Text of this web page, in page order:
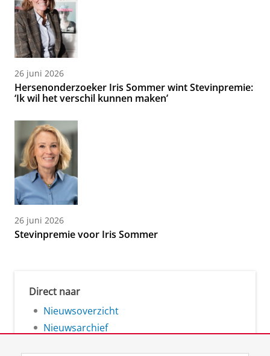
26 juni 2026
Hersenonderzoeker Iris Sommer wint Stevinpremie:
‘Ik wil het verschil kunnen maken’
26 juni 2026
Stevinpremie voor Iris Sommer
Direct naar
Nieuwsoverzicht
Nieuwsarchief